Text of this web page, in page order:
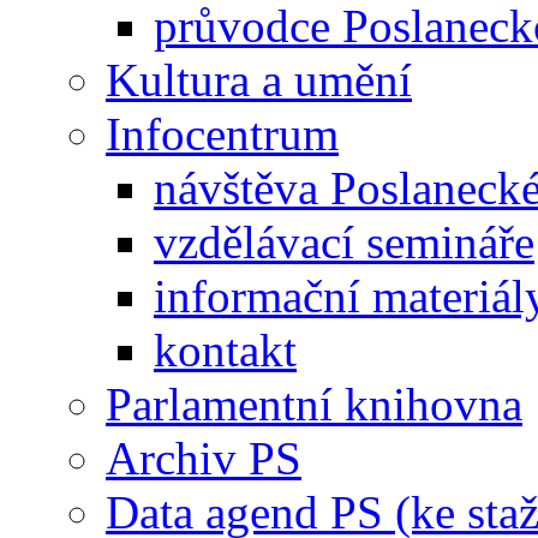
průvodce
Kultura a umění
Infocentrum
návštěva
vzdělávací semináře
informační
kontakt
Parlamentní knihovna
Archiv PS
Data agend PS (ke